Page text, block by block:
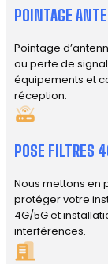
POINTAGE
Pointage
ou perte de
équipements et
réception.
POSE FILTRES
Nous mettons en
protéger votre
4G/5G et
interférences.